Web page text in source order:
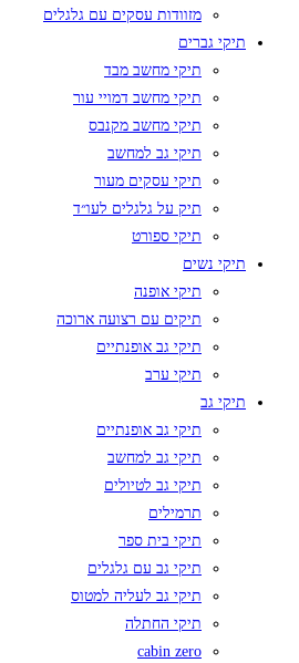
מזוודות עסקים עם גלגלים
תיקי גברים
תיקי מחשב מבד
תיקי מחשב דמויי עור
תיקי מחשב מקנבס
תיקי גב למחשב
תיקי עסקים מעור
תיק על גלגלים לעו״ד
תיקי ספורט
תיקי נשים
תיקי אופנה
תיקים עם רצועה ארוכה
תיקי גב אופנתיים
תיקי ערב
תיקי גב
תיקי גב אופנתיים
תיקי גב למחשב
תיקי גב לטיולים
תרמילים
תיקי בית ספר
תיקי גב עם גלגלים
תיקי גב לעליה למטוס
תיקי החתלה
cabin zero